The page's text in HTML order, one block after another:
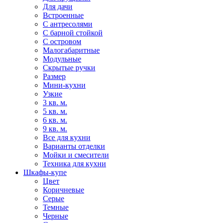
Для дачи
Встроенные
С антресолями
С барной стойкой
С островом
Малогабаритные
Модульные
Скрытые ручки
Размер
Мини-кухни
Узкие
3 кв. м.
5 кв. м.
6 кв. м.
9 кв. м.
Все для кухни
Варианты отделки
Мойки и смесители
Техника для кухни
Шкафы-купе
Цвет
Коричневые
Серые
Темные
Черные